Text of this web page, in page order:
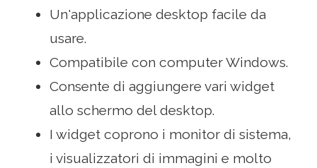
Un'applicazione desktop facile da
usare.
Compatibile con computer Windows.
Consente di aggiungere vari widget
allo schermo del desktop.
I widget coprono i monitor di sistema,
i visualizzatori di immagini e molto